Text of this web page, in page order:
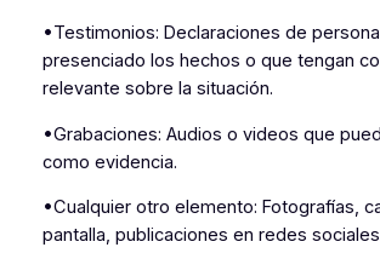
•Testimonios: Declaraciones de
presenciado los hechos o que tengan
relevante sobre la situación.
•Grabaciones: Audios o videos que
como evidencia.
•Cualquier otro elemento: Fotografías,
pantalla, publicaciones en redes